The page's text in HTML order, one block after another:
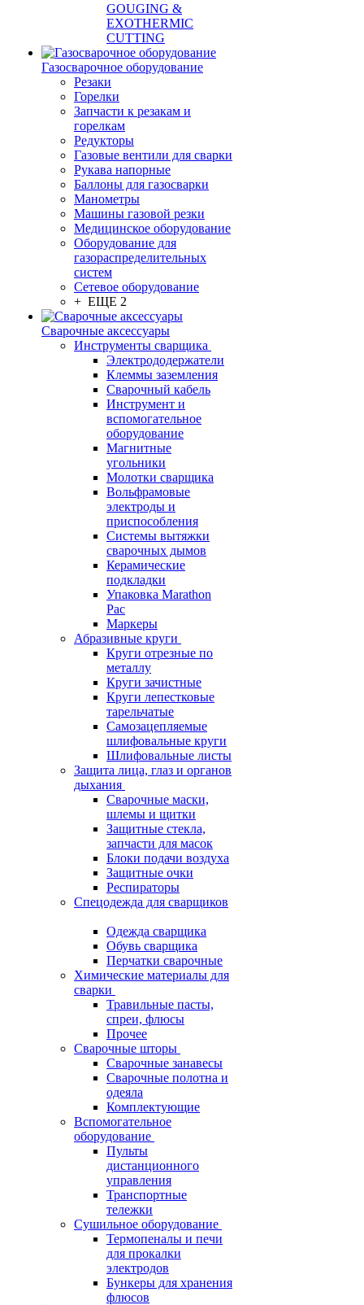
GOUGING &
EXOTHERMIC
CUTTING
Газосварочное оборудование
Резаки
Горелки
Запчасти к резакам и
горелкам
Редукторы
Газовые вентили для сварки
Рукава напорные
Баллоны для газосварки
Манометры
Машины газовой резки
Медицинское оборудование
Оборудование для
газораспределительных
систем
Сетевое оборудование
+ ЕЩЕ 2
Сварочные аксессуары
Инструменты сварщика
Электрододержатели
Клеммы заземления
Сварочный кабель
Инструмент и
вспомогательное
оборудование
Магнитные
угольники
Молотки сварщика
Вольфрамовые
электроды и
приспособления
Системы вытяжки
сварочных дымов
Керамические
подкладки
Упаковка Marathon
Pac
Маркеры
Абразивные круги
Круги отрезные по
металлу
Круги зачистные
Круги лепестковые
тарельчатые
Самозацепляемые
шлифовальные круги
Шлифовальные листы
Защита лица, глаз и органов
дыхания
Сварочные маски,
шлемы и щитки
Защитные стекла,
запчасти для масок
Блоки подачи воздуха
Защитные очки
Респираторы
Спецодежда для сварщиков
Одежда сварщика
Обувь сварщика
Перчатки сварочные
Химические материалы для
сварки
Травильные пасты,
спреи, флюсы
Прочее
Сварочные шторы
Сварочные занавесы
Сварочные полотна и
одеяла
Комплектующие
Вспомогательное
оборудование
Пульты
дистанционного
управления
Транспортные
тележки
Сушильное оборудование
Термопеналы и печи
для прокалки
электродов
Бункеры для хранения
флюсов